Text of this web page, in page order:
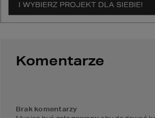
Komentarze
Brak komentarzy